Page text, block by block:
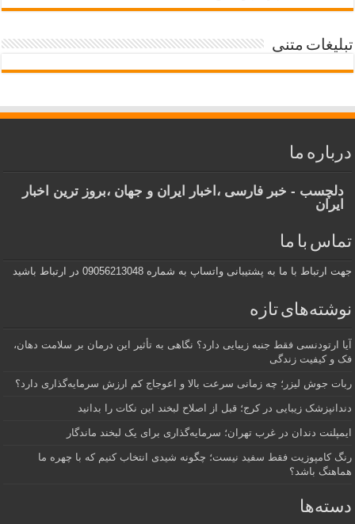
تبلیغات متنی
درباره ما
دلچسب - خبر فارسی ،اخبار ایران و جهان ،بروز ترین اخبار
ایران
تماس با ما
جهت ارتباط با ما به پشتیبانی واتساپ به شماره 09056213048 در ارتباط باشید
نوشته‌های تازه
آیا ارتودنسی فقط جنبه زیبایی دارد؟ نگاهی به تأثیر این درمان بر سلامت دهان،
فک و کیفیت زندگی
ربات جوش لیزر؛ چه زمانی سرعت بالا و اعوجاج کم ارزش سرمایه‌گذاری دارد؟
دندانپزشک زیبایی در کرج؛ قبل از اصلاح لبخند این نکات را بدانید
ایمپلنت دندان در غرب تهران؛ سرمایه‌گذاری برای یک لبخند ماندگار
رنگ کامپوزیت فقط سفید نیست؛ چگونه شیدی انتخاب کنیم که با چهره ما
هماهنگ باشد؟
دسته‌ها